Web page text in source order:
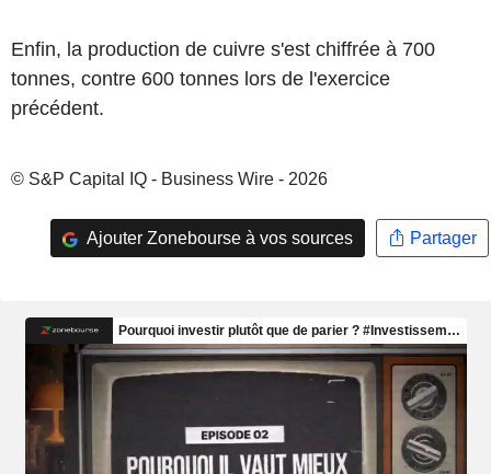
Enfin, la production de cuivre s'est chiffrée à 700
tonnes, contre 600 tonnes lors de l'exercice
précédent.
© S&P Capital IQ - Business Wire - 2026
Ajouter Zonebourse à vos sources Partager